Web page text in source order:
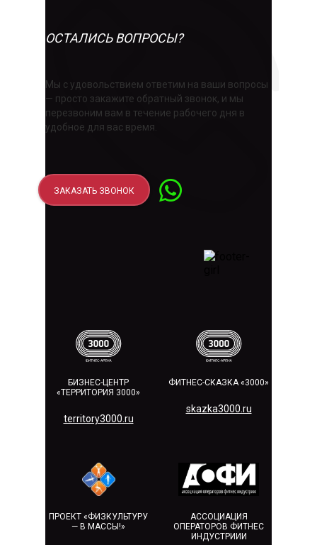
ОСТАЛИСЬ ВОПРОСЫ?
Мы с удовольствием ответим на ваши вопросы
— просто закажите обратный звонок, и мы
перезвоним вам в течение рабочего дня в
удобное для вас время.
ЗАКАЗАТЬ ЗВОНОК
БИЗНЕС-ЦЕНТР
«ТЕРРИТОРИЯ 3000»
territory3000.ru​
ФИТНЕС-СКАЗКА «3000»
skazka3000.ru
ПРОЕКТ «ФИЗКУЛЬТУРУ
— В МАССЫ!»
АССОЦИАЦИЯ
ОПЕРАТОРОВ ФИТНЕС
ИНДУСТРИИИ